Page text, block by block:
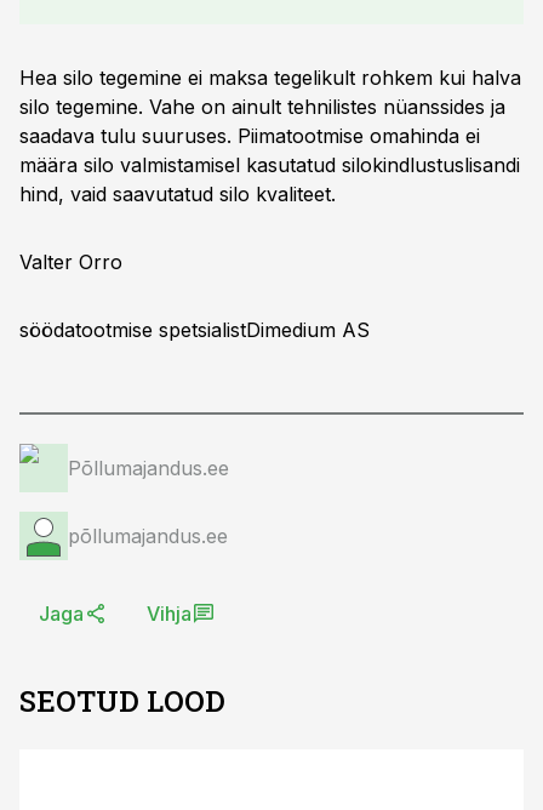
Hea silo tegemine ei maksa tegelikult rohkem kui halva
silo tegemine. Vahe on ainult tehnilistes nüanssides ja
saadava tulu suuruses. Piimatootmise omahinda ei
määra silo valmistamisel kasutatud silokindlustuslisandi
hind, vaid saavutatud silo kvaliteet.
Valter Orro
söödatootmise spetsialistDimedium AS
Põllumajandus.ee
põllumajandus.ee
Jaga Vihja
SEOTUD LOOD